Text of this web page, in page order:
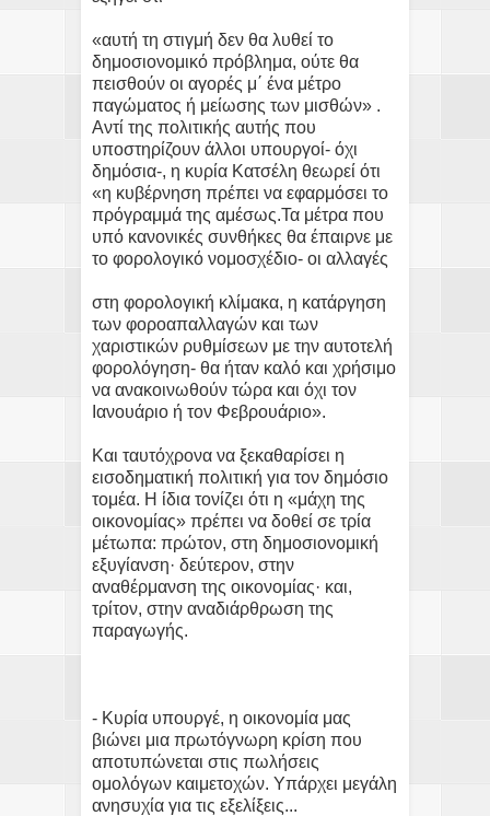
«αυτή τη στιγμή δεν θα λυθεί το
δημοσιονομικό πρόβλημα, ούτε θα
πεισθούν οι αγορές μ΄ ένα μέτρο
παγώματος ή μείωσης των μισθών» .
Αντί της πολιτικής αυτής που
υποστηρίζουν άλλοι υπουργοί- όχι
δημόσια-, η κυρία Κατσέλη θεωρεί ότι
«η κυβέρνηση πρέπει να εφαρμόσει το
πρόγραμμά της αμέσως.Τα μέτρα που
υπό κανονικές συνθήκες θα έπαιρνε με
το φορολογικό νομοσχέδιο- οι αλλαγές
στη φορολογική κλίμακα, η κατάργηση
των φοροαπαλλαγών και των
χαριστικών ρυθμίσεων με την αυτοτελή
φορολόγηση- θα ήταν καλό και χρήσιμο
να ανακοινωθούν τώρα και όχι τον
Ιανουάριο ή τον Φεβρουάριο».
Και ταυτόχρονα να ξεκαθαρίσει η
εισοδηματική πολιτική για τον δημόσιο
τομέα. Η ίδια τονίζει ότι η «μάχη της
οικονομίας» πρέπει να δοθεί σε τρία
μέτωπα: πρώτον, στη δημοσιονομική
εξυγίανση· δεύτερον, στην
αναθέρμανση της οικονομίας· και,
τρίτον, στην αναδιάρθρωση της
παραγωγής.
- Κυρία υπουργέ, η οικονομία μας
βιώνει μια πρωτόγνωρη κρίση που
αποτυπώνεται στις πωλήσεις
ομολόγων καιμετοχών. Υπάρχει μεγάλη
ανησυχία για τις εξελίξεις...